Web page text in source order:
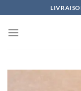
au
contenu